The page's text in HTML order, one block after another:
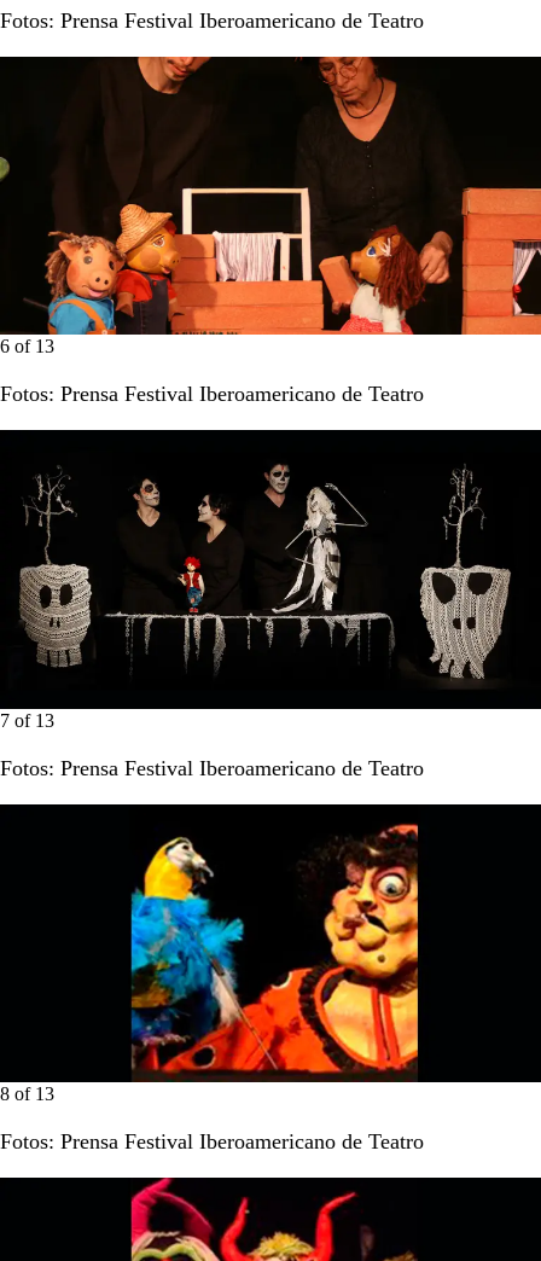
Fotos: Prensa Festival Iberoamericano de Teatro
6 of 13
Fotos: Prensa Festival Iberoamericano de Teatro
7 of 13
Fotos: Prensa Festival Iberoamericano de Teatro
8 of 13
Fotos: Prensa Festival Iberoamericano de Teatro